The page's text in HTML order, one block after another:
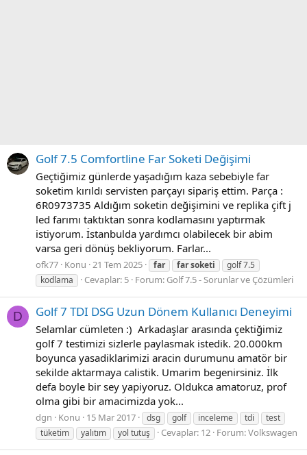
Golf 7.5 Comfortline Far Soketi Değişimi
Geçtiğimiz günlerde yaşadığım kaza sebebiyle far
soketim kırıldı servisten parçayı sipariş ettim. Parça :
6R0973735 Aldığım soketin değişimini ve replika çift j
led farımı taktıktan sonra kodlamasını yaptırmak
istiyorum. İstanbulda yardımcı olabilecek bir abim
varsa geri dönüş bekliyorum. Farlar...
ofk77 Konu 21 Tem 2025 far farsoketi
golf 7.5
kodlama
Cevaplar: 5 Forum: Golf 7.5 - Sorunlar ve Çözümleri
D Golf 7 TDI DSG Uzun Dönem Kullanıcı Deneyimi
Selamlar cümleten :) Arkadaşlar arasında çektiğimiz
golf 7 testimizi sizlerle paylasmak istedik. 20.000km
boyunca yasadiklarimizi aracin durumunu amatör bir
sekilde aktarmaya calistik. Umarim begenirsiniz. İlk
defa boyle bir sey yapiyoruz. Oldukca amatoruz, prof
olma gibi bir amacimizda yok...
dgn Konu 15 Mar 2017 dsg golf inceleme tdi
test
tüketim
yalıtım yol tutuş Cevaplar: 12 Forum:Volkswagen